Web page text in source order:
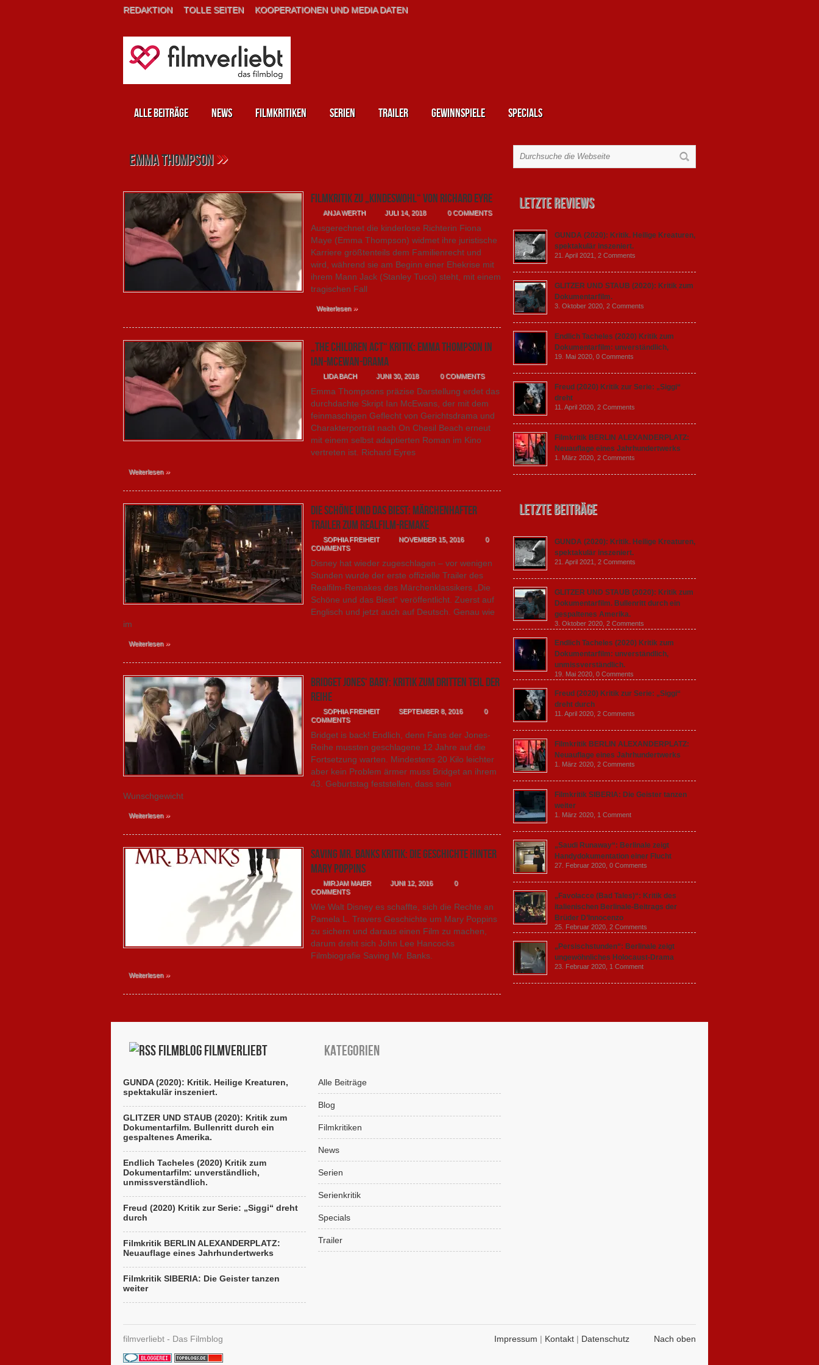
REDAKTION TOLLE SEITEN KOOPERATIONEN UND MEDIA DATEN
Alle Beiträge News Filmkritiken Serien Trailer Gewinnspiele Specials
emma thompson»
Filmkritik zu „Kindeswohl“ von Richard Eyre
ANJA WERTH JULI 14, 2018 0 COMMENTS
Ausgerechnet die kinderlose Richterin Fiona
Maye (Emma Thompson) widmet ihre juristische
Karriere größtenteils dem Familienrecht und
wird, während sie am Beginn einer Ehekrise mit
ihrem Mann Jack (Stanley Tucci) steht, mit einem
tragischen Fall
Weiterlesen »
„The Children Act“ Kritik: Emma Thompson in
Ian-McEwan-Drama
LIDA BACH JUNI 30, 2018 0 COMMENTS
Emma Thompsons präzise Darstellung erdet das
durchdachte Skript Ian McEwans, der mit dem
feinmaschigen Geflecht von Gerichtsdrama und
Charakterporträt nach On Chesil Beach erneut
mit einem selbst adaptierten Roman im Kino
vertreten ist. Richard Eyres
Weiterlesen »
Die Schöne und das Biest: märchenhafter
Trailer zum Realfilm-Remake
SOPHIA FREIHEIT NOVEMBER 15, 2016
0
COMMENTS
Disney hat wieder zugeschlagen – vor wenigen
Stunden wurde der erste offizielle Trailer des
Realfilm-Remakes des Märchenklassikers „Die
Schöne und das Biest“ veröffentlicht. Zuerst auf
Englisch und jetzt auch auf Deutsch. Genau wie
im
Weiterlesen »
Bridget Jones‘ Baby: Kritik zum dritten Teil der
Reihe
SOPHIA FREIHEIT SEPTEMBER 8, 2016
0
COMMENTS
Bridget is back! Endlich, denn Fans der Jones-
Reihe mussten geschlagene 12 Jahre auf die
Fortsetzung warten. Mindestens 20 Kilo leichter
aber kein Problem ärmer muss Bridget an ihrem
43. Geburtstag feststellen, dass sein
Wunschgewicht
Weiterlesen »
Saving Mr. Banks Kritik: Die Geschichte hinter
Mary Poppins
MIRJAM MAIER JUNI 12, 2016
0
COMMENTS
Wie Walt Disney es schaffte, sich die Rechte an
Pamela L. Travers Geschichte um Mary Poppins
zu sichern und daraus einen Film zu machen,
darum dreht sich John Lee Hancocks
Filmbiografie Saving Mr. Banks.
Weiterlesen »
Letzte Reviews
GUNDA (2020): Kritik. Heilige Kreaturen,
spektakulär inszeniert.
21. April 2021, 2 Comments
GLITZER UND STAUB (2020): Kritik zum
Dokumentarfilm.
3. Oktober 2020, 2 Comments
Endlich Tacheles (2020) Kritik zum
Dokumentarfilm: unverständlich,
19. Mai 2020, 0 Comments
Freud (2020) Kritik zur Serie: „Siggi“
dreht
11. April 2020, 2 Comments
Filmkritik BERLIN ALEXANDERPLATZ:
Neuauflage eines Jahrhundertwerks
1. März 2020, 2 Comments
Letzte Beiträge
GUNDA (2020): Kritik. Heilige Kreaturen,
spektakulär inszeniert.
21. April 2021, 2 Comments
GLITZER UND STAUB (2020): Kritik zum
Dokumentarfilm. Bullenritt durch ein
gespaltenes Amerika.
3. Oktober 2020, 2 Comments
Endlich Tacheles (2020) Kritik zum
Dokumentarfilm: unverständlich,
unmissverständlich.
19. Mai 2020, 0 Comments
Freud (2020) Kritik zur Serie: „Siggi“
dreht durch
11. April 2020, 2 Comments
Filmkritik BERLIN ALEXANDERPLATZ:
Neuauflage eines Jahrhundertwerks
1. März 2020, 2 Comments
Filmkritik SIBERIA: Die Geister tanzen
weiter
1. März 2020, 1 Comment
„Saudi Runaway“: Berlinale zeigt
Handydokumentation einer Flucht
27. Februar 2020, 0 Comments
„Favolacce (Bad Tales)“: Kritik des
italienischen Berlinale-Beitrags der
Brüder D’Innocenzo
25. Februar 2020, 2 Comments
„Persischstunden“: Berlinale zeigt
ungewöhnliches Holocaust-Drama
23. Februar 2020, 1 Comment
Filmblog filmverliebt
GUNDA (2020): Kritik. Heilige Kreaturen,
spektakulär inszeniert.
GLITZER UND STAUB (2020): Kritik zum
Dokumentarfilm. Bullenritt durch ein
gespaltenes Amerika.
Endlich Tacheles (2020) Kritik zum
Dokumentarfilm: unverständlich,
unmissverständlich.
Freud (2020) Kritik zur Serie: „Siggi“ dreht
durch
Filmkritik BERLIN ALEXANDERPLATZ:
Neuauflage eines Jahrhundertwerks
Filmkritik SIBERIA: Die Geister tanzen
weiter
Kategorien
Alle Beiträge
Blog
Filmkritiken
News
Serien
Serienkritik
Specials
Trailer
filmverliebt - Das Filmblog Impressum | Kontakt | Datenschutz Nach oben